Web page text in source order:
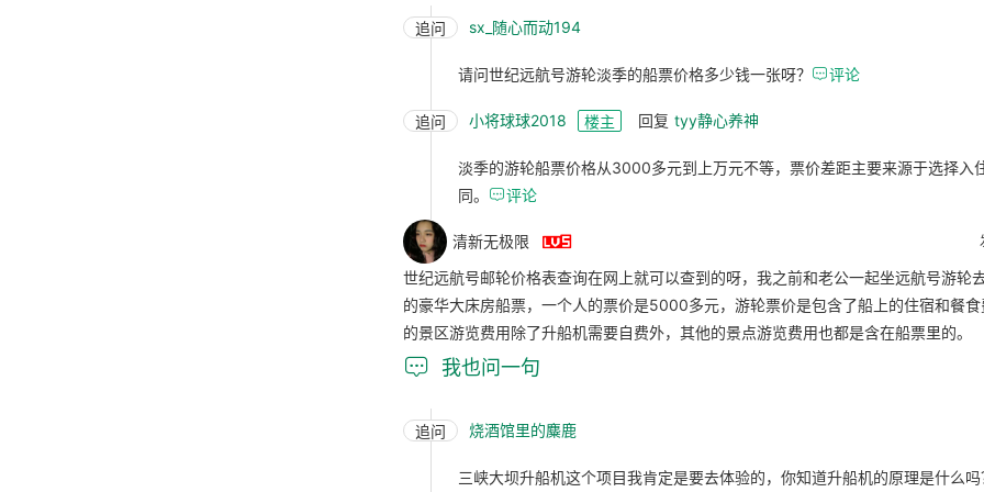
追问 sx_随心而动194
请问世纪远航号游轮淡季的船票价格多少钱一张呀？ 评论
追问 小将球球2018 楼主 回复 tyy静心养神
淡季的游轮船票价格从3000多元到上万元不等，票价差距主要来源于选择入
同。 评论
清新无极限 
世纪远航号邮轮价格表查询在网上就可以查到的呀，我之前和老公一起坐远航号游轮
的豪华大床房船票，一个人的票价是5000多元，游轮票价是包含了船上的住宿和餐
的景区游览费用除了升船机需要自费外，其他的景点游览费用也都是含在船票里的。
 我也问一句
追问 烧酒馆里的麋鹿
三峡大坝升船机这个项目我肯定是要去体验的，你知道升船机的原理是什么